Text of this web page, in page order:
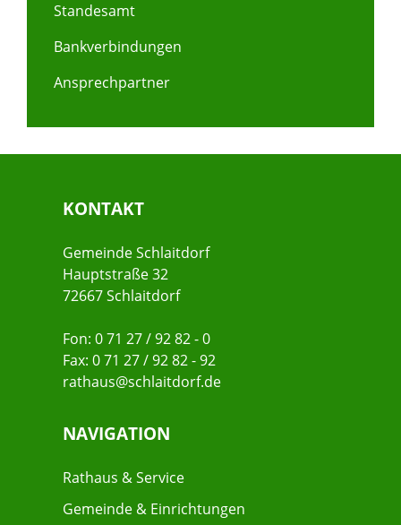
Standesamt
Bankverbindungen
Ansprechpartner
KONTAKT
Gemeinde Schlaitdorf
Hauptstraße 32
72667 Schlaitdorf
Fon: 0 71 27 / 92 82 - 0
Fax: 0 71 27 / 92 82 - 92
rathaus@schlaitdorf.de
NAVIGATION
Rathaus & Service
Gemeinde & Einrichtungen